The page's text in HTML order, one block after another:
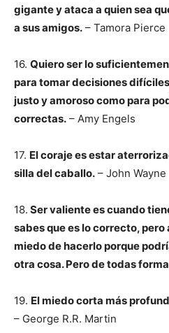
gigante y ataca a quien sea
a sus amigos. – Tamora Pierce
16. Quiero ser lo
para tomar decisiones
justo y amoroso como para
correctas. – Amy Engels
17. El coraje es estar
silla del caballo. – John Wayne
18. Ser valiente es cuando
sabes que es lo correcto,
miedo de hacerlo porque
otra cosa. Pero de todas
19. El miedo corta más
– George R.R. Martin